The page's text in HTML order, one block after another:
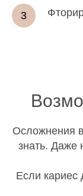
Осложнения
знать. Даже
Если кариес